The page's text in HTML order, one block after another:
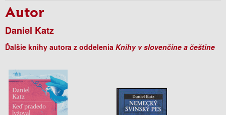
Autor
Daniel Katz
Ďalšie knihy autora z oddelenia Knihy v slovenčine a češtine